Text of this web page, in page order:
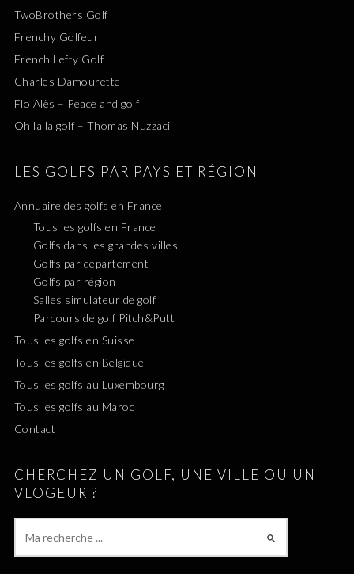
TwoBrothers Golf
Frenchy Golfeur
French Lefty Golf
Charles Damourette
Flo Alès – Peace and golf
Oh la la golf – Thomas Nuzzaci
LES GOLFS PAR PAYS ET RÉGION
Annuaire des golfs en France
Tous les golfs en France
Golfs dans les grandes villes
Golfs par département
Golfs par région
Salles simulateur de golf
Parcours de golf Pitch&Putt
Tous les golfs en Suisse
Tous les golfs en Belgique
Tous les golfs au Luxembourg
Tous les golfs au Maroc
Contact
CHERCHEZ UN GOLF, UNE VILLE OU UN
VLOGEUR ?